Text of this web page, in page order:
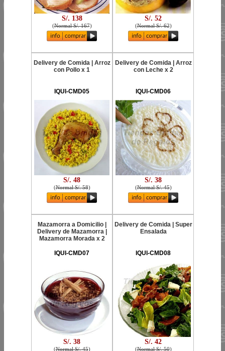
S/. 138
(Normal S/. 167)
S/. 52
(Normal S/. 62)
Delivery de Comida | Arroz
con Pollo x 1
IQUI-CMD05
S/. 48
(Normal S/. 58)
Delivery de Comida | Arroz
con Leche x 2
IQUI-CMD06
S/. 38
(Normal S/. 45)
Mazamorra a Domicilio |
Delivery de Mazamorra |
Mazamorra Morada x 2
IQUI-CMD07
S/. 38
(Normal S/. 45)
Delivery de Comida | Super
Ensalada
IQUI-CMD08
S/. 42
(Normal S/. 50)